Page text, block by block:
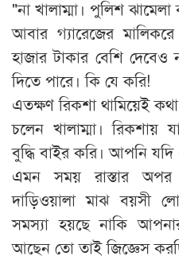
"না খালাম্মা। পুলিশ ঝামেলা
আবার গ্যারেজের
হাজার টাকার বেশি
দিতে পারে। কি যে করি!
এতক্ষণ রিকশা থামিয়েই
চলেন খালাম্মা। রিকশায়
বুদ্ধি বাইর করি। আপনি
এমন সময় রাস্তার
দাড়িওয়ালা মাঝ বয়সী
সমস্যা হয়ছে নাকি
আছেন তো তাই জিজ্ঞেস